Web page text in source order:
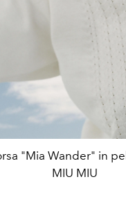
"Mia Wander" in
MIU MIU